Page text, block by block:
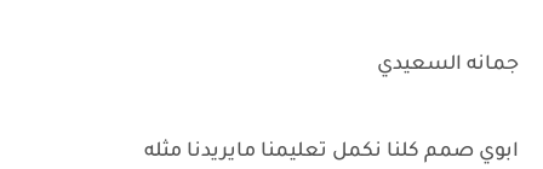
جمانه السعيدي
ابوي صمم كلنا نكمل تعليمنا مايريدنا مثله